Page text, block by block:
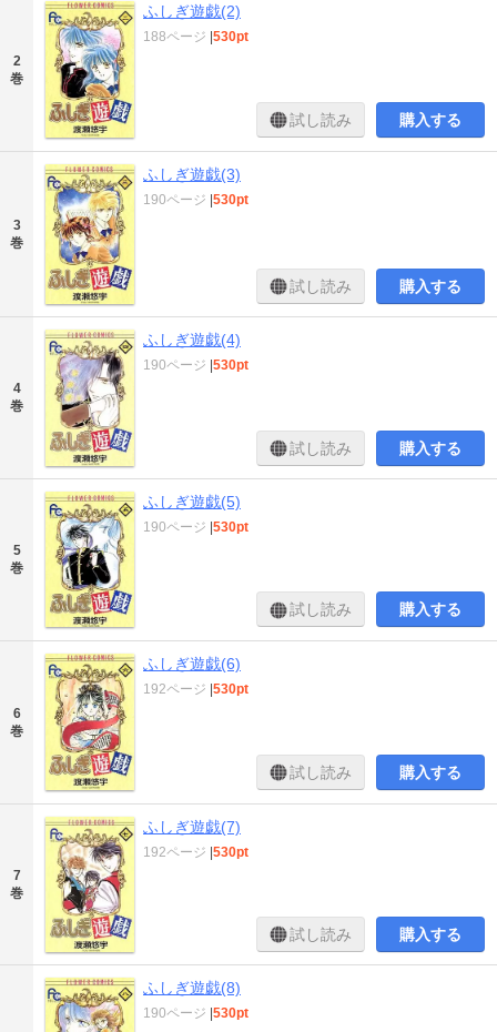
2
巻
ふしぎ遊戯(2)
188ページ |530pt
試し読み 購入する
3
巻
ふしぎ遊戯(3)
190ページ |530pt
試し読み 購入する
4
巻
ふしぎ遊戯(4)
190ページ |530pt
試し読み 購入する
5
巻
ふしぎ遊戯(5)
190ページ |530pt
試し読み 購入する
6
巻
ふしぎ遊戯(6)
192ページ |530pt
試し読み 購入する
7
巻
ふしぎ遊戯(7)
192ページ |530pt
試し読み 購入する
ふしぎ遊戯(8)
190ページ |530pt